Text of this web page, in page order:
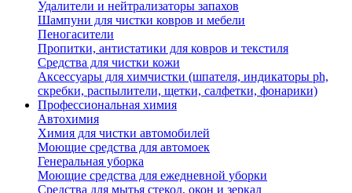
Удалители и нейтрализаторы запахов
Шампуни для чистки ковров и мебели
Пеногасители
Пропитки, антистатики для ковров и текстиля
Средства для чистки кожи
Аксессуары для химчистки (шпателя, индикаторы ph,
скребки, распылители, щетки, салфетки, фонарики)
Профессиональная химия
Автохимия
Химия для чистки автомобилей
Моющие средства для автомоек
Генеральная уборка
Моющие средства для ежедневной уборки
Средства для мытья стекол, окон и зеркал